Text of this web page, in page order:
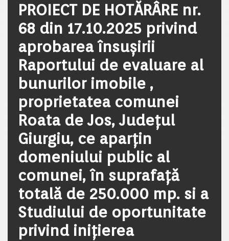
PROIECT DE HOTĂRÂRE nr.
68 din 17.10.2025 privind
aprobarea însușirii
Raportului de evaluare al
bunurilor imobile ,
proprietatea comunei
Roata de Jos, Județul
Giurgiu, ce aparțin
domeniului public al
comunei, în suprafață
totală de 250.000 mp. si a
Studiului de oportunitate
privind inițierea